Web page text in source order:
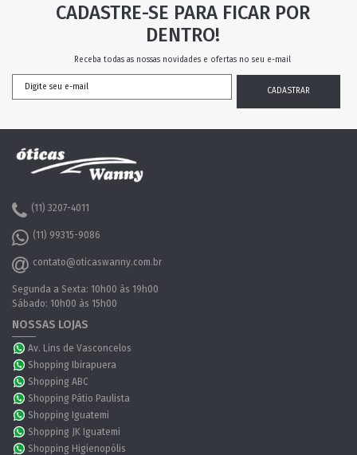
CADASTRE-SE PARA FICAR POR
DENTRO!
Receba todas as nossas novidades e ofertas no seu e-mail
(11) 3207-4011
(11) 99315-9086
contato@oticaswanny.com.br
Segunda a Sexta: 10h00 às 19h00
Sábado: 10h00 às 15h00
NOSSAS LOJAS
Av. Lins de Vasconcelos
Shopping Ibirapuera
Shopping ABC
Shopping Pátio Paulista
Shopping Iguatemi
Shopping JK Iguatemi
Shopping Higienopólis